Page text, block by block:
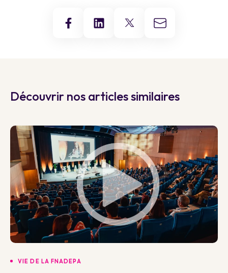
Découvrir nos articles similaires
VIE DE LA FNADEPA